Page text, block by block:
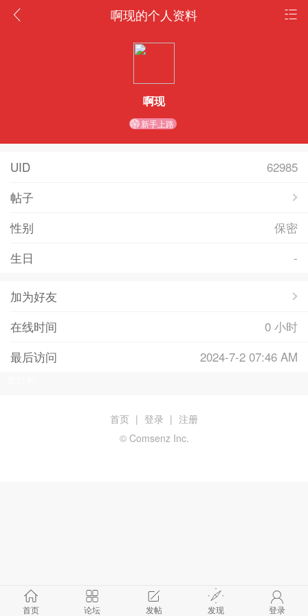
啊现的个人资料
啊现
新手上路
UID
62985
帖子
性别
保密
生日
-
加为好友
在线时间
0 小时
最后访问
2024-7-2 07:46 AM
首页 论坛 发帖 发现 登录
首页 | 登录 | 注册
© Comsenz Inc.